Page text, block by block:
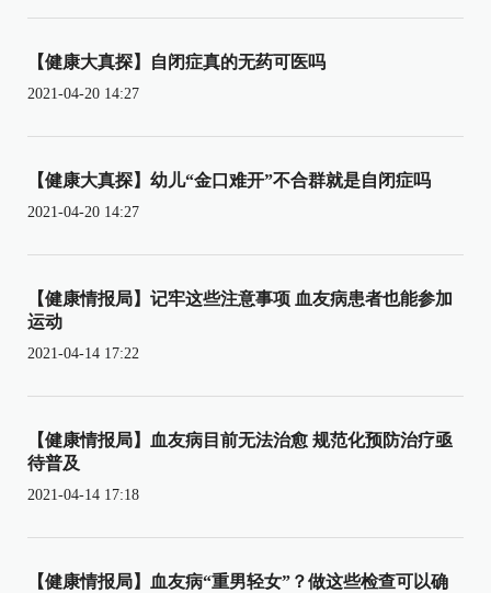
【健康大真探】自闭症真的无药可医吗
2021-04-20 14:27
【健康大真探】幼儿“金口难开”不合群就是自闭症吗
2021-04-20 14:27
【健康情报局】记牢这些注意事项 血友病患者也能参加
运动
2021-04-14 17:22
【健康情报局】血友病目前无法治愈 规范化预防治疗亟
待普及
2021-04-14 17:18
【健康情报局】血友病“重男轻女”？做这些检查可以确